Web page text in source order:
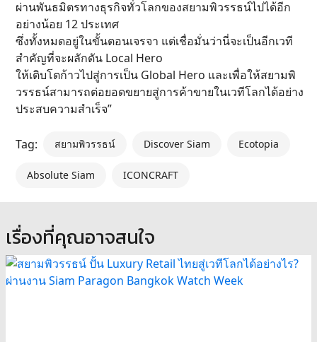
ผ่านพันธมิตรทางธุรกิจทั่วโลกของสยามพิวรรธน์ไปได้อีก
อย่างน้อย 12 ประเทศ
ซึ่งทั้งหมดอยู่ในขั้นตอนเจรจา แต่เชื่อมั่นว่านี่จะเป็นอีกเวที
สำคัญที่จะผลักดัน Local Hero
ให้เติบโตก้าวไปสู่การเป็น Global Hero และเพื่อให้สยามพิ
วรรธน์สามารถต่อยอดขยายสู่การค้าขายในเวทีโลกได้อย่าง
ประสบความสำเร็จ”
Tag: สยามพิวรรธน์ Discover Siam Ecotopia
Absolute Siam ICONCRAFT
เรื่องที่คุณอาจสนใจ